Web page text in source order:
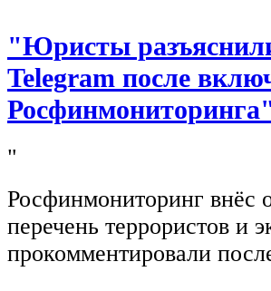
"Юристы
Telegram после
"
Росфинмониторинг внёс
перечень террористов и
прокомментировали